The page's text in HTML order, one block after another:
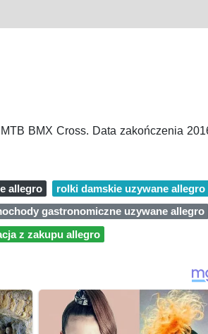
BMX Cross. Data zakończenia
allegro
rolki damskie uzywane allegro
gastronomiczne uzywane allegro
z zakupu allegro